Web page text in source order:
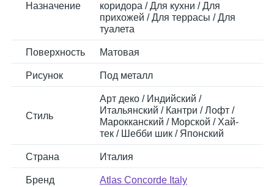
Назначение
коридора / Для кухни / Для
прихожей / Для террасы / Для
туалета
Поверхность Матовая
Рисунок Под металл
Стиль
Арт деко / Индийский /
Итальянский / Кантри / Лофт /
Марокканский / Морской / Хай-
тек / Шебби шик / Японский
Страна Италия
Бренд Atlas Concorde Italy